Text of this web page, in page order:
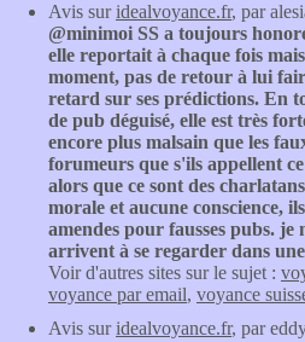
Avis suridealvoyance.fr, par
@minimoi SS a toujours
elle reportait à chaque fois
moment, pas de retour à lui
retard sur ses prédictions. En
de pub déguisé, elle est très
encore plus malsain que les
forumeurs que s'ils appellent
alors que ce sont des
morale et aucune conscience,
amendes pour fausses pubs. je
arrivent à se regarder dans
Voir d'autres sites sur le sujet :
voyance par email, voyance
Avis suridealvoyance.fr, par